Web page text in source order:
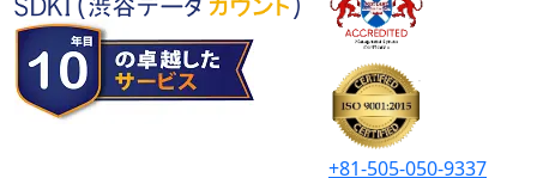
+81-505-050-9337